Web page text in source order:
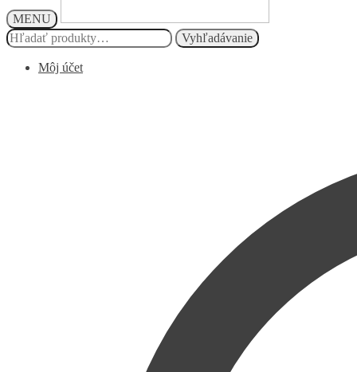
MENU
Hľadať:
Vyhľadávanie
Môj účet